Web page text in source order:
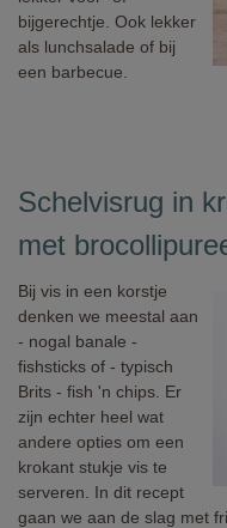
bijgerechtje. Ook lekker
als lunchsalade of bij
een barbecue.
Schelvisrug in
met
Bij vis in een korstje
denken we meestal aan
- nogal banale -
fishsticks of - typisch
Brits - fish 'n chips. Er
zijn echter heel wat
andere opties om een
krokant stukje vis te
serveren. In dit recept
gaan we aan de slag met